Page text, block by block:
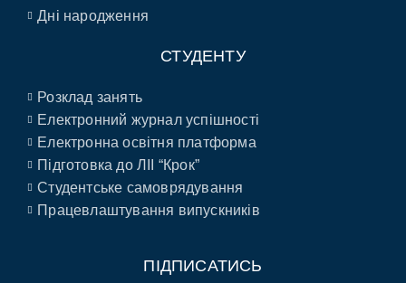
Дні народження
СТУДЕНТУ
Розклад занять
Електронний журнал успішності
Електронна освітня платформа
Підготовка до ЛІІ “Крок”
Студентське самоврядування
Працевлаштування випускників
ПІДПИСАТИСЬ